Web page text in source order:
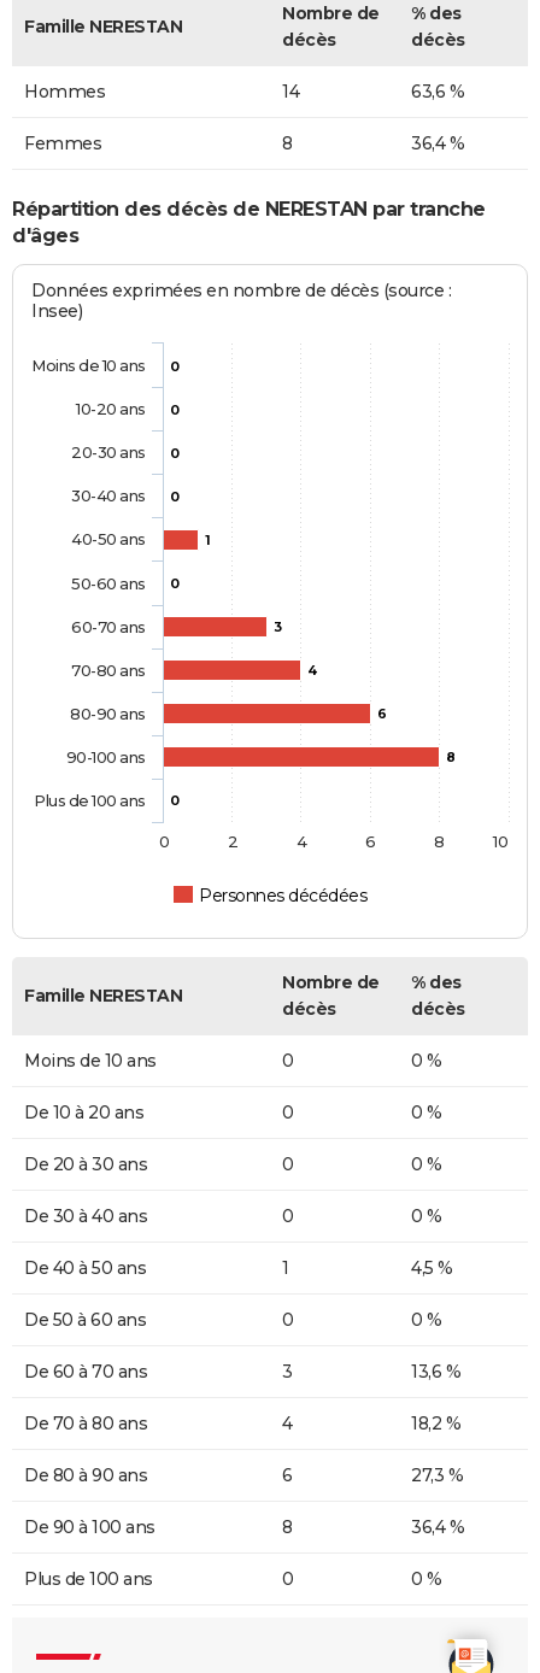
Famille NERESTAN
Nombre de
décès
% des
décès
Hommes 14 63,6 %
Femmes 8 36,4 %
Répartition des décès de NERESTAN par tranche
d'âges
Données exprimées en nombre de décès (source :
Insee)
0
0
0
0
1
0
3
4
6
8
0
Personnes décédées
Moins de 10 ans
10-20 ans
20-30 ans
30-40 ans
40-50 ans
50-60 ans
60-70 ans
70-80 ans
80-90 ans
90-100 ans
Plus de 100 ans
0 2 4 6 8 10
Famille NERESTAN
Nombre de
décès
% des
décès
Moins de 10 ans 0 0 %
De 10 à 20 ans 0 0 %
De 20 à 30 ans 0 0 %
De 30 à 40 ans 0 0 %
De 40 à 50 ans 1 4,5 %
De 50 à 60 ans 0 0 %
De 60 à 70 ans 3 13,6 %
De 70 à 80 ans 4 18,2 %
De 80 à 90 ans 6 27,3 %
De 90 à 100 ans 8 36,4 %
Plus de 100 ans 0 0 %